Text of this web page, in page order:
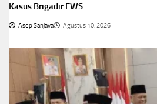
Kasus Brigadir EWS
Asep Sanjaya Agustus 10, 2026